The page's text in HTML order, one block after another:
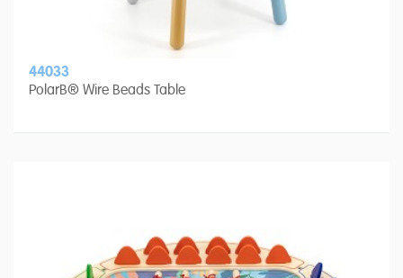
44033
PolarB® Wire Beads Table